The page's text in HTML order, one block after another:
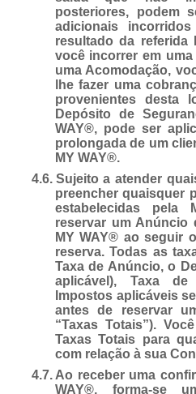
posteriores, podem
adicionais
resultado da referida
você incorrer em
uma Acomodação,
lhe fazer uma
provenientes desta
Depósito de
WAY®, pode ser
prolongada de um
MY WAY®.
4.6. Sujeito a atender
preencher quaisquer
estabelecidas pela
reservar um Anúncio
MY WAY® ao seguir
reserva. Todas as
Taxa de Anúncio, o
aplicável), Taxa
Impostos aplicáveis
antes de reservar
“Taxas Totais”).
Taxas Totais para
com relação à sua
4.7. Ao receber uma
WAY®, forma-se